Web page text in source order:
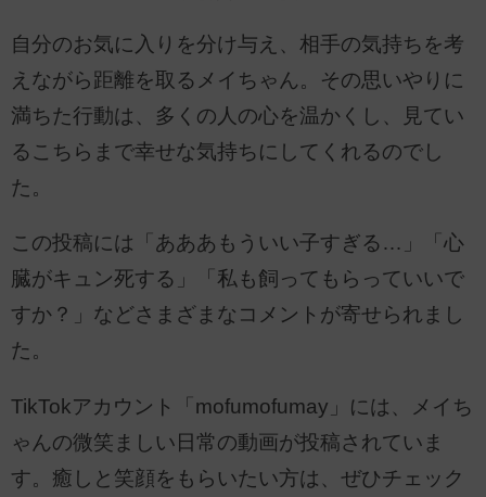
自分のお気に入りを分け与え、相手の気持ちを考
えながら距離を取るメイちゃん。その思いやりに
満ちた行動は、多くの人の心を温かくし、見てい
るこちらまで幸せな気持ちにしてくれるのでし
た。
この投稿には「あああもういい子すぎる…」「心
臓がキュン死する」「私も飼ってもらっていいで
すか？」などさまざまなコメントが寄せられまし
た。
TikTokアカウント「mofumofumay」には、メイち
ゃんの微笑ましい日常の動画が投稿されていま
す。癒しと笑顔をもらいたい方は、ぜひチェック